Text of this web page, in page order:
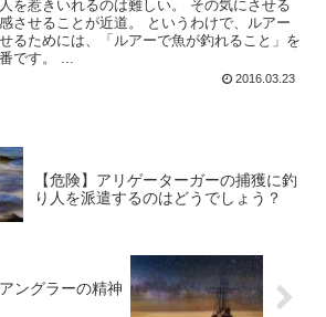
を惹きいれるのは難しい。 その気にさせる
させることが近道。 というわけで、ルアー
るためには、「ルアーで魚が釣れること」を
です。 ...
2016.03.23
【危険】アリゲーターガーの捕獲に釣
り人を派遣するのはどうでしょう？
ングラーの精神